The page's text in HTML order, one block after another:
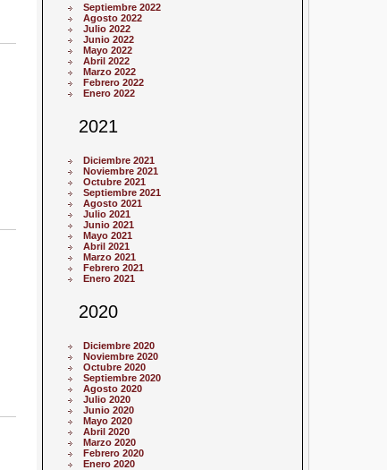
Septiembre 2022
Agosto 2022
Julio 2022
Junio 2022
Mayo 2022
Abril 2022
Marzo 2022
Febrero 2022
Enero 2022
2021
Diciembre 2021
Noviembre 2021
Octubre 2021
Septiembre 2021
Agosto 2021
Julio 2021
Junio 2021
Mayo 2021
Abril 2021
Marzo 2021
Febrero 2021
Enero 2021
2020
Diciembre 2020
Noviembre 2020
Octubre 2020
Septiembre 2020
Agosto 2020
Julio 2020
Junio 2020
Mayo 2020
Abril 2020
Marzo 2020
Febrero 2020
Enero 2020